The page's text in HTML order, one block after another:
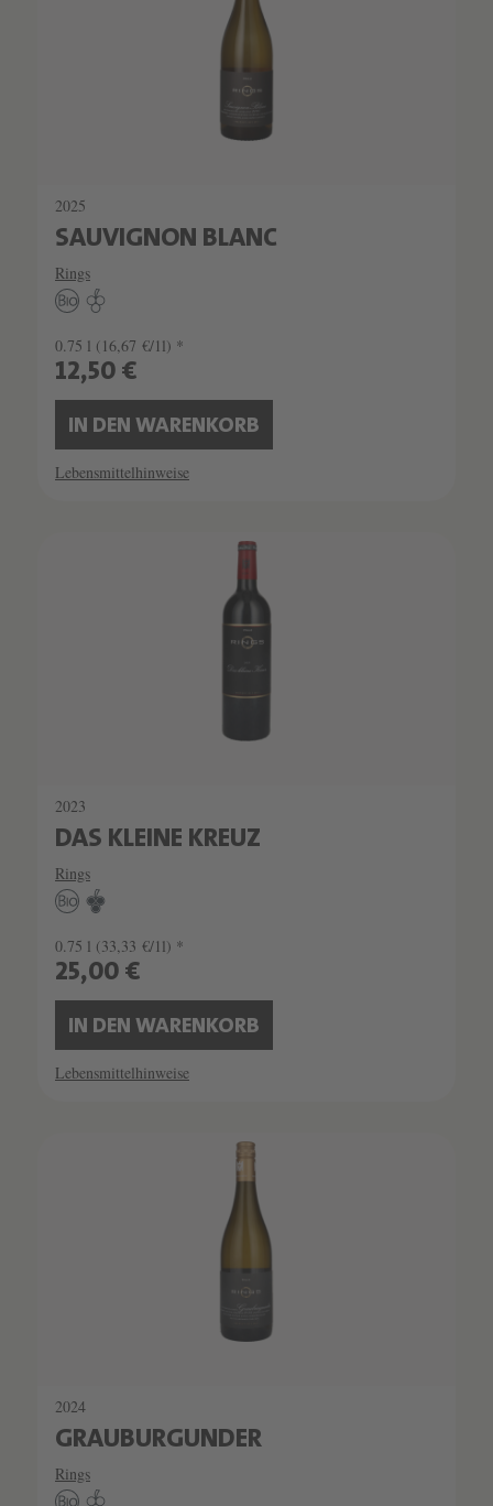
2025
SAUVIGNON BLANC
Rings
0.75 l (16,67 €/1l) *
12,50 €
IN DEN WARENKORB
Lebensmittelhinweise
2023
DAS KLEINE KREUZ
Rings
0.75 l (33,33 €/1l) *
25,00 €
IN DEN WARENKORB
Lebensmittelhinweise
2024
GRAUBURGUNDER
Rings